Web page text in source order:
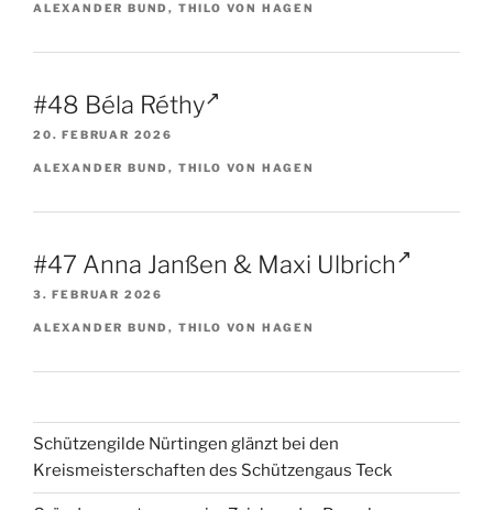
ALEXANDER BUND, THILO VON HAGEN
#48 Béla Réthy
20. FEBRUAR 2026
ALEXANDER BUND, THILO VON HAGEN
#47 Anna Janßen & Maxi Ulbrich
3. FEBRUAR 2026
ALEXANDER BUND, THILO VON HAGEN
Schützengilde Nürtingen glänzt bei den
Kreismeisterschaften des Schützengaus Teck